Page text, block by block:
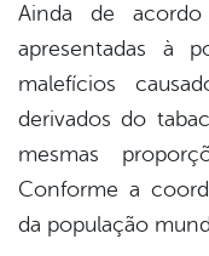
Ainda de
apresentadas à
malefícios
derivados do
mesmas
Conforme a
da população